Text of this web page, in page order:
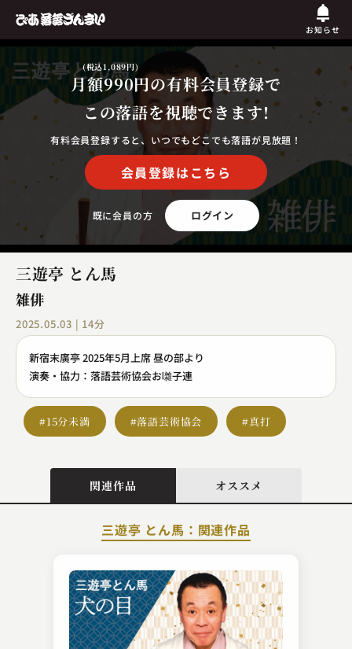
お知らせ
月額990円
(税込1,089円)
の有料会員登録で
この落語を視聴できます!
有料会員登録すると、いつでもどこでも落語が見放題！
会員登録はこちら
既に会員の方 ログイン
三遊亭 とん馬
雑俳
2025.05.03 | 14分
新宿末廣亭 2025年5月上席 昼の部より
演奏・協力：落語芸術協会お囃子連
#15分未満 #落語芸術協会 #真打
関連作品 オススメ
三遊亭 とん馬：関連作品